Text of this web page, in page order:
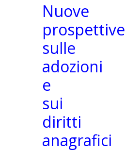
Nuove
prospettive
sulle
adozioni
e
sui
diritti
anagrafici